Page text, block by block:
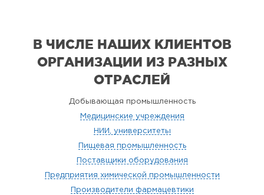
В ЧИСЛЕ НАШИХ КЛИЕНТОВ
ОРГАНИЗАЦИИ ИЗ РАЗНЫХ
ОТРАСЛЕЙ
Добывающая промышленность
Медицинские учреждения
НИИ, университеты
Пищевая промышленность
Поставщики оборудования
Предприятия химической промышленности
Производители фармацевтики